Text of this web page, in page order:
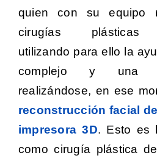
quien con su equipo
cirugías plásticas
utilizando para ello la
complejo y una
realizándose, en ese
reconstrucción facial
impresora 3D. Esto es
como cirugía plástica